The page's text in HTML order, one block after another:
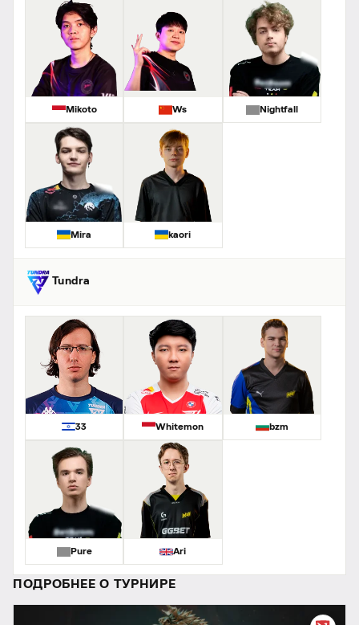
Mikoto Ws Nightfall
Mira kaori
Tundra
33 Whitemon bzm
Pure Ari
ПОДРОБНЕЕ О ТУРНИРЕ